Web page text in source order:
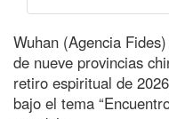
Wuhan (Agencia
de nueve provincias
retiro espiritual de
bajo el tema